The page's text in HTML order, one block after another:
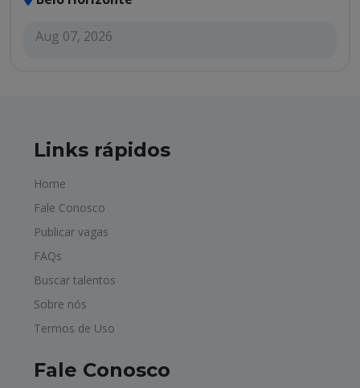
Aug 07, 2026
Links rápidos
Home
Fale Conosco
Publicar vagas
FAQs
Buscar talentos
Sobre nós
Termos de Uso
Fale Conosco